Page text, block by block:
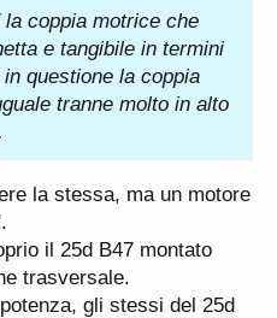
coppia motrice che
e tangibile in termini
questione la coppia
tranne molto in alto
la stessa, ma un motore
il 25d B47 montato
trasversale.
gli stessi del 25d